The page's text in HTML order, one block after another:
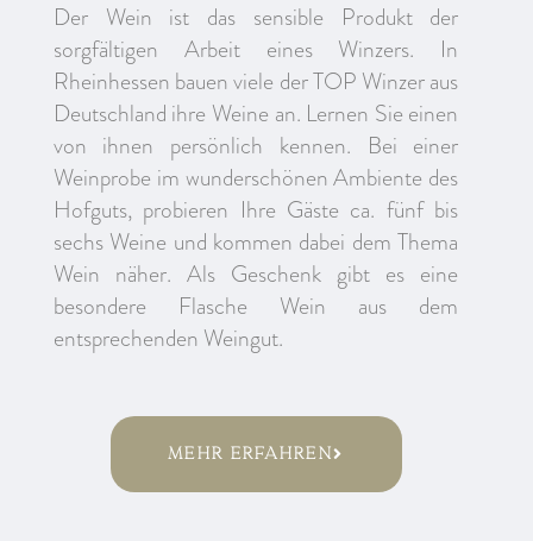
Der Wein ist das sensible Produkt der
sorgfältigen Arbeit eines Winzers. In
Rheinhessen bauen viele der TOP Winzer aus
Deutschland ihre Weine an. Lernen Sie einen
von ihnen persönlich kennen. Bei einer
Weinprobe im wunderschönen Ambiente des
Hofguts, probieren Ihre Gäste ca. fünf bis
sechs Weine und kommen dabei dem Thema
Wein näher. Als Geschenk gibt es eine
besondere Flasche Wein aus dem
entsprechenden Weingut.
mehr erfahren